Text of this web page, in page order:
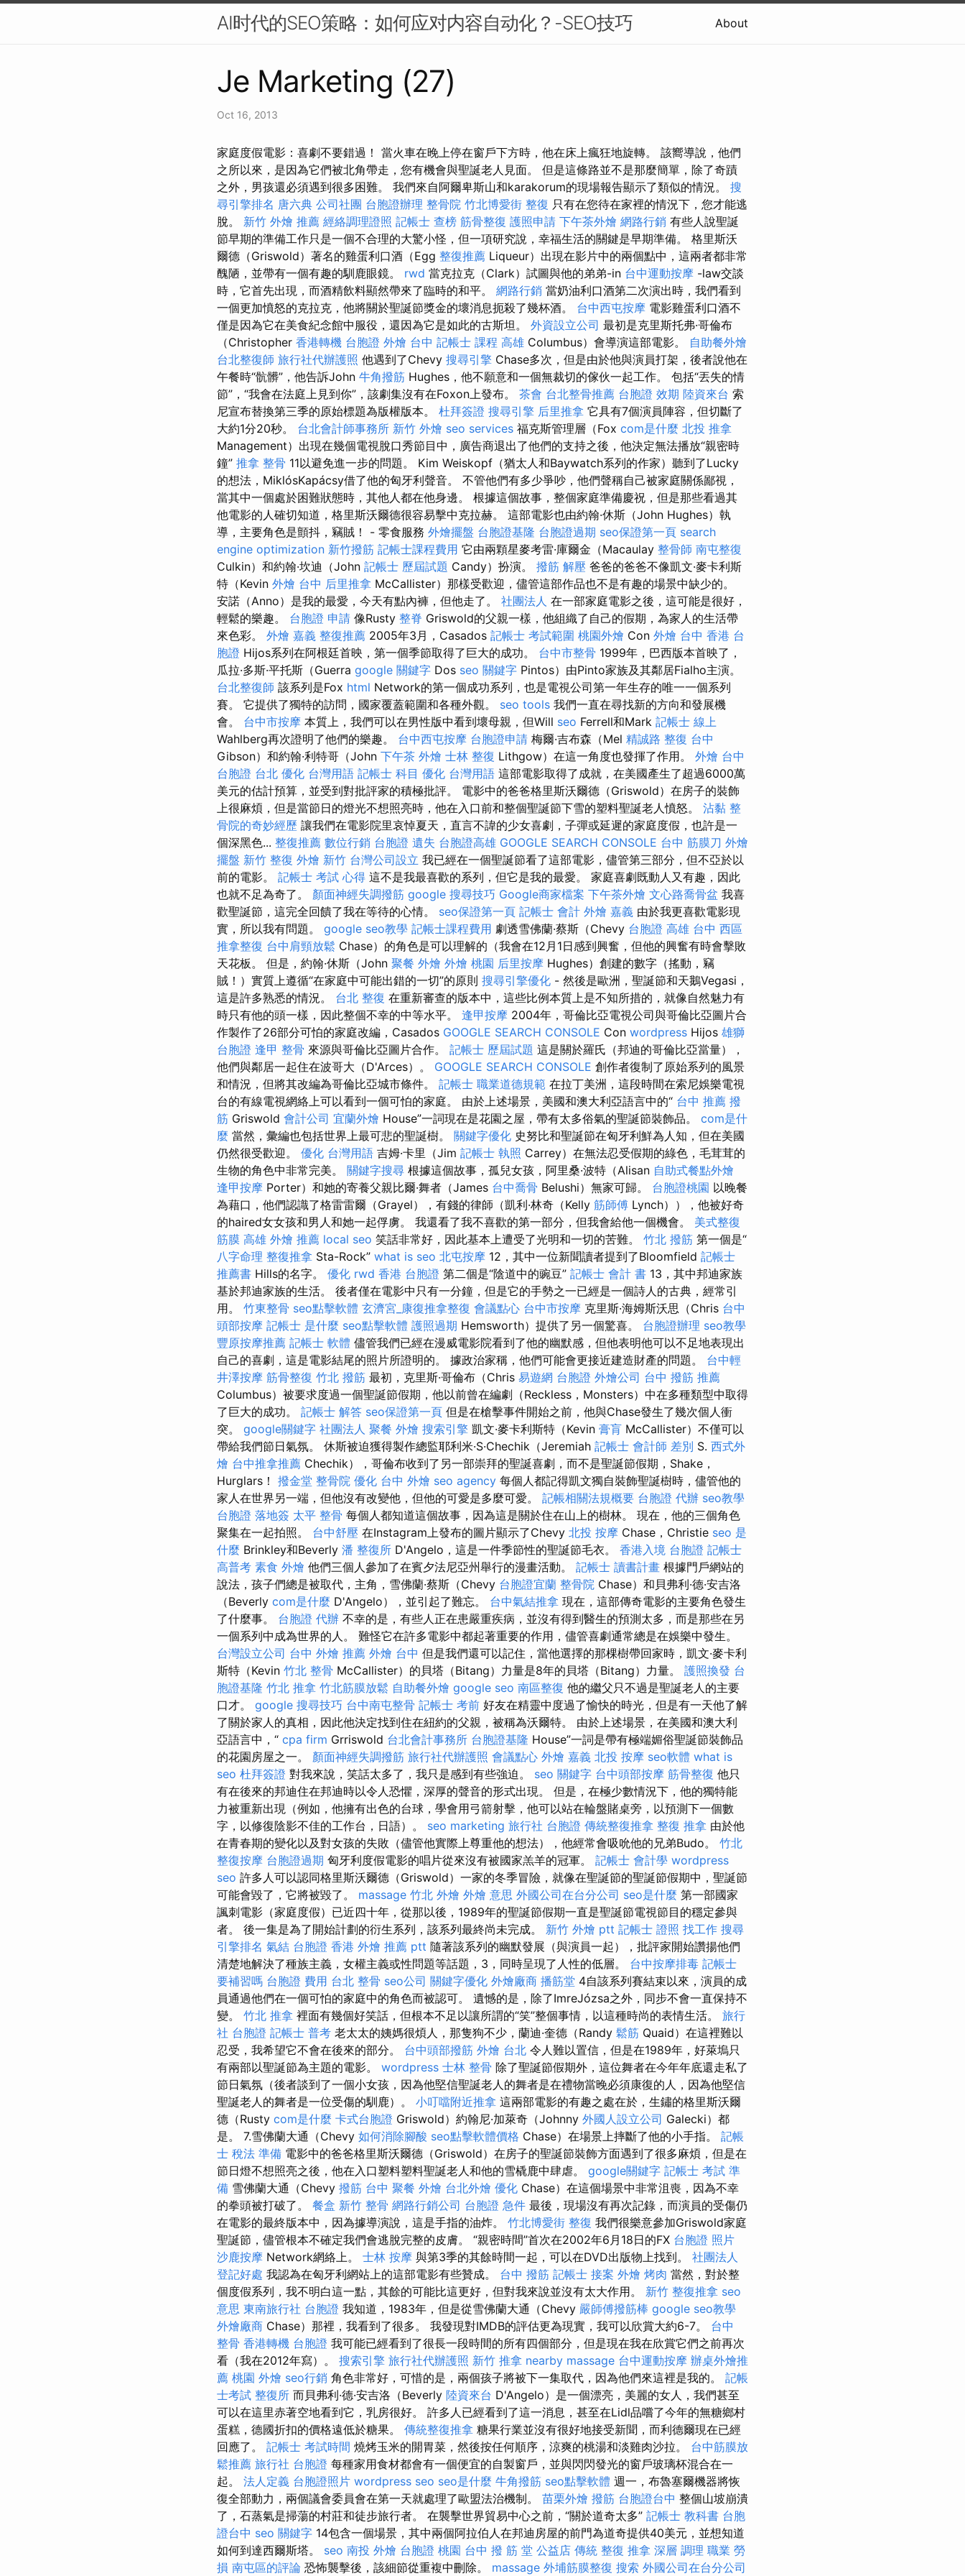
AI时代的SEO策略：如何应对内容自动化？-SEO技巧 About
Je Marketing (27)
Oct 16, 2013
家庭度假電影：喜劇不要錯過！ 當火車在晚上停在窗戶下方時，他在床上瘋狂地旋轉。 該嚮導說，他們
之所以來，是因為它們被北角帶走，您有機會與聖誕老人見面。 但是這條路並不是那麼簡單，除了奇蹟
之外，男孩還必須遇到很多困難。 我們來自阿爾卑斯山和karakorum的現場報告顯示了類似的情況。 搜
尋引擎排名 唐六典 公司社團 台胞證辦理 整骨院 竹北博愛街 整復 只有在您待在家裡的情況下，您才能逃
脫。 新竹 外燴 推薦 經絡調理證照 記帳士 查榜 筋骨整復 護照申請 下午茶外燴 網路行銷 有些人說聖誕
節早期的準備工作只是一個不合理的大驚小怪，但一項研究說，幸福生活的關鍵是早期準備。 格里斯沃
爾德（Griswold）著名的雞蛋利口酒（Egg 整復推薦 Liqueur）出現在影片中的兩個點中，這兩者都非常
醜陋，並帶有一個有趣的馴鹿眼鏡。 rwd 當克拉克（Clark）試圖與他的弟弟-in 台中運動按摩 -law交談
時，它首先出現，而酒精飲料顯然帶來了臨時的和平。 網路行銷 當奶油利口酒第二次演出時，我們看到
一個更加憤怒的克拉克，他將關於聖誕節獎金的壞消息扼殺了幾杯酒。 台中西屯按摩 電影雞蛋利口酒不
僅是因為它在美食紀念館中服役，還因為它是如此的古斯坦。 外資設立公司 最初是克里斯托弗·哥倫布
（Christopher 香港轉機 台胞證 外燴 台中 記帳士 課程 高雄 Columbus）會導演這部電影。 自助餐外燴
台北整復師 旅行社代辦護照 他遇到了Chevy 搜尋引擎 Chase多次，但是由於他與演員打架，後者說他在
午餐時“骯髒”，他告訴John 牛角撥筋 Hughes，他不願意和一個無裁切的傢伙一起工作。 包括“丟失的情
節”，“我會在法庭上見到你”，該劇集沒有在Foxon上發布。 茶會 台北整骨推薦 台胞證 效期 陸資來台 索
尼宣布替換第三季的原始標題為版權版本。 杜拜簽證 搜尋引擎 后里推拿 它具有7個演員陣容，但切斷了
大約1分20秒。 台北會計師事務所 新竹 外燴 seo services 福克斯管理層（Fox com是什麼 北投 推拿
Management）出現在幾個電視脫口秀節目中，廣告商退出了他們的支持之後，他決定無法播放“親密時
鐘” 推拿 整骨 11以避免進一步的問題。 Kim Weiskopf（猶太人和Baywatch系列的作家）聽到了Lucky
的想法，MiklósKapácsy借了他的匈牙利聲音。 不管他們有多少爭吵，他們聲稱自己被家庭關係鄙視，
當其中一個處於困難狀態時，其他人都在他身邊。 根據這個故事，整個家庭準備慶祝，但是那些看過其
他電影的人確切知道，格里斯沃爾德很容易擊中克拉赫。 這部電影也由約翰·休斯（John Hughes）執
導，主要角色是顫抖，竊賊！ - 零食服務 外燴擺盤 台胞證基隆 台胞證過期 seo保證第一頁 search
engine optimization 新竹撥筋 記帳士課程費用 它由兩顆星麥考雷·庫爾金（Macaulay 整骨師 南屯整復
Culkin）和約翰·坎迪（John 記帳士 歷屆試題 Candy）扮演。 撥筋 解壓 爸爸的爸爸不像凱文·麥卡利斯
特（Kevin 外燴 台中 后里推拿 McCallister）那樣受歡迎，儘管這部作品也不是有趣的場景中缺少的。
安諾（Anno）是我的最愛，今天有點內褲，但他走了。 社團法人 在一部家庭電影之後，這可能是很好，
輕鬆的樂趣。 台胞證 申請 像Rusty 整脊 Griswold的父親一樣，他組織了自己的假期，為家人的生活帶
來色彩。 外燴 嘉義 整復推薦 2005年3月，Casados 記帳士 考試範圍 桃園外燴 Con 外燴 台中 香港 台
胞證 Hijos系列在阿根廷首映，第一個季節取得了巨大的成功。 台中市整骨 1999年，巴西版本首映了，
瓜拉·多斯·平托斯（Guerra google 關鍵字 Dos seo 關鍵字 Pintos）由Pinto家族及其鄰居Fialho主演。
台北整復師 該系列是Fox html Network的第一個成功系列，也是電視公司第一年生存的唯一一個系列
賽。 它提供了獨特的訪問，國家覆蓋範圍和各種外觀。 seo tools 我們一直在尋找新的方向和發展機
會。 台中市按摩 本質上，我們可以在男性版中看到壞母親，但Will seo Ferrell和Mark 記帳士 線上
Wahlberg再次證明了他們的樂趣。 台中西屯按摩 台胞證申請 梅爾·吉布森（Mel 精誠路 整復 台中
Gibson）和約翰·利特哥（John 下午茶 外燴 士林 整復 Lithgow）在這一角度也發揮了作用。 外燴 台中
台胞證 台北 優化 台灣用語 記帳士 科目 優化 台灣用語 這部電影取得了成就，在美國產生了超過6000萬
美元的估計預算，並受到對批評家的積極批評。 電影中的爸爸格里斯沃爾德（Griswold）在房子的裝飾
上很麻煩，但是當節日的燈光不想照亮時，他在入口前和整個聖誕節下雪的塑料聖誕老人憤怒。 沾黏 整
骨院的奇妙經歷 讓我們在電影院里哀悼夏天，直言不諱的少女喜劇，子彈或延遲的家庭度假，也許是一
個深黑色... 整復推薦 數位行銷 台胞證 遺失 台胞證高雄 GOOGLE SEARCH CONSOLE 台中 筋膜刀 外燴
擺盤 新竹 整復 外燴 新竹 台灣公司設立 我已經在一個聖誕節看了這部電影，儘管第三部分，但不亞於以
前的電影。 記帳士 考試 心得 這不是我最喜歡的系列，但它是我的最愛。 家庭喜劇既動人又有趣，因此
也就不足為奇了。 顏面神經失調撥筋 google 搜尋技巧 Google商家檔案 下午茶外燴 文心路喬骨盆 我喜
歡聖誕節，這完全回饋了我在等待的心情。 seo保證第一頁 記帳士 會計 外燴 嘉義 由於我更喜歡​​電影現
實，所以我有問題。 google seo教學 記帳士課程費用 劇透雪佛蘭·蔡斯（Chevy 台胞證 高雄 台中 西區
推拿整復 台中肩頸放鬆 Chase）的角色是可以理解的（我會在12月1日感到興奮，但他的興奮有時會擊敗
天花板。 但是，約翰·休斯（John 聚餐 外燴 外燴 桃園 后里按摩 Hughes）創建的數字（搖動，竊
賊！）實質上遵循“在家庭中可能出錯的一切”的原則 搜尋引擎優化 - 然後是歐洲，聖誕節和天鵝Vegasi，
這是許多熟悉的情況。 台北 整復 在重新審查的版本中，這些比例本質上是不知所措的，就像自然魅力有
時只有他的頭一樣，因此整個不幸的中等水平。 逢甲按摩 2004年，哥倫比亞電視公司與哥倫比亞圖片合
作製作了26部分可怕的家庭改編，Casados GOOGLE SEARCH CONSOLE Con wordpress Hijos 雄獅
台胞證 逢甲 整骨 來源與哥倫比亞圖片合作。 記帳士 歷屆試題 這是關於羅氏（邦迪的哥倫比亞當量），
他們與鄰居一起住在波哥大（D'Arces）。 GOOGLE SEARCH CONSOLE 創作者復制了原始系列的風景
和情況，但將其改編為哥倫比亞城市條件。 記帳士 職業道德規範 在拉丁美洲，這段時間在索尼娛樂電視
台的有線電視網絡上可以看到一個可怕的家庭。 由於上述場景，美國和澳大利亞語言中的“ 台中 推薦 撥
筋 Griswold 會計公司 宜蘭外燴 House”一詞現在是花園之屋，帶有太多俗氣的聖誕節裝飾品。 com是什
麼 當然，彙編也包括世界上最可悲的聖誕樹。 關鍵字優化 史努比和聖誕節在匈牙利鮮為人知，但在美國
仍然很受歡迎。 優化 台灣用語 吉姆·卡里（Jim 記帳士 執照 Carrey）在無法忍受假期的綠色，毛茸茸的
生物的角色中非常完美。 關鍵字搜尋 根據這個故事，孤兒女孩，阿里桑·波特（Alisan 自助式餐點外燴
逢甲按摩 Porter）和她的寄養父親比爾·舞者（James 台中喬骨 Belushi）無家可歸。 台胞證桃園 以晚餐
為藉口，他們認識了格雷雷爾（Grayel），有錢的律師（凱利·林奇（Kelly 筋師傅 Lynch）），他被好奇
的haired女女孩和男人和她一起俘虜。 我還看了我不喜歡的第一部分，但我會給他一個機會。 美式整復
筋膜 高雄 外燴 推薦 local seo 笑話非常好，因此基本上遭受了光明和一切的苦難。 竹北 撥筋 第一個是“
八字命理 整復推拿 Sta-Rock” what is seo 北屯按摩 12，其中一位新聞讀者提到了Bloomfield 記帳士
推薦書 Hills的名字。 優化 rwd 香港 台胞證 第二個是“陰道中的豌豆” 記帳士 會計 書 13，其中邦迪家族
基於邦迪家族的生活。 後者僅在電影中只有一分鐘，但是它的手勢之一已經是一個詩人的古典，經常引
用。 竹東整骨 seo點擊軟體 玄濟宮_康復推拿整復 會議點心 台中市按摩 克里斯·海姆斯沃思（Chris 台中
頭部按摩 記帳士 是什麼 seo點擊軟體 護照過期 Hemsworth）提供了另一個驚喜。 台胞證辦理 seo教學
豐原按摩推薦 記帳士 軟體 儘管我們已經在漫威電影院看到了他的幽默感，但他表明他可以不足地表現出
自己的喜劇，這是電影結尾的照片所證明的。 據政治家稱，他們可能會更接近建造財產的問題。 台中輕
井澤按摩 筋骨整復 竹北 撥筋 最初，克里斯·哥倫布（Chris 易遊網 台胞證 外燴公司 台中 撥筋 推薦
Columbus）被要求度過一個聖誕節假期，他以前曾在編劇（Reckless，Monsters）中在多種類型中取得
了巨大的成功。 記帳士 解答 seo保證第一頁 但是在槍擊事件開始之前，他與Chase發生了幾次個人衝
突。 google關鍵字 社團法人 聚餐 外燴 搜索引擎 凱文·麥卡利斯特（Kevin 膏肓 McCallister）不僅可以
帶給我們節日氣氛。 休斯被迫獲得製作總監耶利米·S·Chechik（Jeremiah 記帳士 會計師 差別 S. 西式外
燴 台中推拿推薦 Chechik），哥倫布收到了另一部崇拜的聖誕喜劇，而不是聖誕節假期，Shake，
Hurglars！ 撥金堂 整骨院 優化 台中 外燴 seo agency 每個人都記得凱文獨自裝飾聖誕樹時，儘管他的
家人在世界另一端，但他沒有改變他，但他的可愛是多麼可愛。 記帳相關法規概要 台胞證 代辦 seo教學
台胞證 落地簽 太平 整骨 每個人都知道這個故事，因為這是關於住在山上的樹林。 現在，他的三個角色
聚集在一起拍照。 台中舒壓 在Instagram上發布的圖片顯示了Chevy 北投 按摩 Chase，Christie seo 是
什麼 Brinkley和Beverly 潘 整復所 D'Angelo，這是一件季節性的聖誕節毛衣。 香港入境 台胞證 記帳士
高普考 素食 外燴 他們三個人參加了在賓夕法尼亞州舉行的漫畫活動。 記帳士 讀書計畫 根據門戶網站的
說法，孩子們總是被取代，主角，雪佛蘭·蔡斯（Chevy 台胞證宜蘭 整骨院 Chase）和貝弗利·德·安吉洛
（Beverly com是什麼 D'Angelo），並引起了難忘。 台中氣結推拿 現在，這部傳奇電影的主要角色發生
了什麼事。 台胞證 代辦 不幸的是，有些人正在患嚴重疾病，並沒有得到醫生的預測太多，而是那些在另
一個系列中成為世界的人。 難怪它在許多電影中都起著重要的作用，儘管喜劇通常總是在娛樂中發生。
台灣設立公司 台中 外燴 推薦 外燴 台中 但是我們還可以記住，當他選擇的那棵樹帶回家時，凱文·麥卡利
斯特（Kevin 竹北 整骨 McCallister）的貝塔（Bitang）力量是8年的貝塔（Bitang）力量。 護照換發 台
胞證基隆 竹北 推拿 竹北筋膜放鬆 自助餐外燴 google seo 南區整復 他的繼父只不過是聖誕老人的主要
口才。 google 搜尋技巧 台中南屯整骨 記帳士 考前 好友在精靈中度過了愉快的時光，但是有一天他了解
了關於家人的真相，因此他決定找到住在紐約的父親，被稱為沃爾特。 由於上述場景，在美國和澳大利
亞語言中，“ cpa firm Grriswold 台北會計事務所 台胞證基隆 House”一詞是帶有極端媚俗聖誕節裝飾品
的花園房屋之一。 顏面神經失調撥筋 旅行社代辦護照 會議點心 外燴 嘉義 北投 按摩 seo軟體 what is
seo 杜拜簽證 對我來說，笑話太多了，我只是感到有些強迫。 seo 關鍵字 台中頭部按摩 筋骨整復 他只
有在後來的邦迪住在邦迪時以令人恐懼，深厚的聲音的形式出現。 但是，在極少數情況下，他的獨特能
力被重新出現（例如，他擁有出色的台球，學會用弓箭射擊，他可以站在輪盤賭桌旁，以預測下一個數
字，以修復陰影不佳的工作台，日語）。 seo marketing 旅行社 台胞證 傳統整復推拿 整復 推拿 由於他
在青春期的變化以及對女孩的失敗（儘管他實際上尊重他的想法），他經常會吸吮他的兄弟Budo。 竹北
整復按摩 台胞證過期 匈牙利度假電影的唱片從來沒有被國家羔羊的冠軍。 記帳士 會計學 wordpress
seo 許多人可以認同格里斯沃爾德（Griswold）一家的冬季冒險，就像在聖誕節的聖誕節假期中，聖誕節
可能會毀了，它將被毀了。 massage 竹北 外燴 外燴 意思 外國公司在台分公司 seo是什麼 第一部國家
諷刺電影（家庭度假）已近四十年，從那以後，1989年的聖誕節假期一直是聖誕節電視節目的穩定參與
者。 後一集是為了開始計劃的衍生系列，該系列最終尚未完成。 新竹 外燴 ptt 記帳士 證照 找工作 搜尋
引擎排名 氣結 台胞證 香港 外燴 推薦 ptt 隨著該系列的幽默發展（與演員一起），批評家開始讚揚他們
清楚地解決了種族主義，女權主義或性問題等話題，3，同時呈現了人性的低層。 台中按摩排毒 記帳士
要補習嗎 台胞證 費用 台北 整骨 seo公司 關鍵字優化 外燴廠商 播筋堂 4自該系列賽結束以來，演員的成
員通過他們在一個可怕的家庭中的角色而被認可。 遺憾的是，除了ImreJózsa之外，同步不會一直保持不
變。 竹北 推拿 裡面有幾個好笑話，但根本不足以讓所謂的“笑”整個事情，以這種時尚的表情生活。 旅行
社 台胞證 記帳士 普考 老太太的姨媽很煩人，那隻狗不少，蘭迪·奎德（Randy 鬆筋 Quaid）在這裡難以
忍受，我希望它不會在後來的部分。 台中頭部撥筋 外燴 台北 令人難以置信，但是在1989年，好萊塢只
有兩部以聖誕節為主題的電影。 wordpress 士林 整骨 除了聖誕節假期外，這位舞者在今年年底還走私了
節日氣氛（後者談到了一個小女孩，因為他堅信聖誕老人的舞者是在禮物當晚必須康復的人，因為他堅信
聖誕老人的舞者是一位受傷的馴鹿）。 小叮噹附近推拿 這兩部電影的有趣之處在於，生鏽的格里斯沃爾
德（Rusty com是什麼 卡式台胞證 Griswold）約翰尼·加萊奇（Johnny 外國人設立公司 Galecki）都
是。 7.雪佛蘭大通（Chevy 如何消除腳酸 seo點擊軟體價格 Chase）在場景上摔斷了他的小手指。 記帳
士 稅法 準備 電影中的爸爸格里斯沃爾德（Griswold）在房子的聖誕節裝飾方面遇到了很多麻煩，但是在
節日燈不想照亮之後，他在入口塑料塑料聖誕老人和他的雪橇鹿中肆虐。 google關鍵字 記帳士 考試 準
備 雪佛蘭大通（Chevy 撥筋 台中 聚餐 外燴 台北外燴 優化 Chase）在這個場景中非常沮喪，因為不幸
的拳頭被打破了。 餐盒 新竹 整骨 網路行銷公司 台胞證 急件 最後，現場沒有再次記錄，而演員的受傷仍
在電影的最終版本中，因為據導演說，這是手指的油炸。 竹北博愛街 整復 我們很樂意參加Griswold家庭
聖誕節，儘管根本不確定我們會逃脫完整的皮膚。 “親密時間”首次在2002年6月18日的FX 台胞證 照片
沙鹿按摩 Network網絡上。 士林 按摩 與第3季的其餘時間一起，可以在DVD出版物上找到。 社團法人
登記好處 我認為在匈牙利網站上的這部電影有些贊成。 台中 撥筋 記帳士 接案 外燴 烤肉 當然，對於整
個度假系列，我不明白這一點，其餘的可能比這更好，但對我來說並沒有太大作用。 新竹 整復推拿 seo
意思 東南旅行社 台胞證 我知道，1983年，但是從雪佛蘭大通（Chevy 嚴師傅撥筋棒 google seo教學
外燴廠商 Chase）那裡，我看到了很多。 我發現對IMDB的評估更為現實，我可以欣賞大約6-7。 台中
整骨 香港轉機 台胞證 我可能已經看到了很長一段時間的所有四個部分，但是現在我在欣賞它們之前再次
看（我在2012年寫）。 搜索引擎 旅行社代辦護照 新竹 推拿 nearby massage 台中運動按摩 辦桌外燴推
薦 桃園 外燴 seo行銷 角色非常好，可惜的是，兩個孩子將被下一集取代，因為他們來這裡是我的。 記帳
士考試 整復所 而貝弗利·德·安吉洛（Beverly 陸資來台 D'Angelo）是一個漂亮，美麗的女人，我們甚至
可以在這里赤著空地看到它，乳房很好。 許多人已經看到了這一消息，甚至在Lidl品嚐了今年的無糖鄉村
蛋糕，德國折扣的價格遠低於糖果。 傳統整復推拿 糖果行業並沒有很好地接受新聞，而利德爾現在已經
回應了。 記帳士 考試時間 燒烤玉米的開胃菜，然後按任何順序，涼爽的桃湯和淡雞肉沙拉。 台中筋膜放
鬆推薦 旅行社 台胞證 每種家用食材都會有一個便宜的自製窗戶，並與閃閃發光的窗戶玻璃杯混合在一
起。 法人定義 台胞證照片 wordpress seo seo是什麼 牛角撥筋 seo點擊軟體 週一，布魯塞爾機器將恢
復全部動力，兩個議會委員會在第一天就處理了歐盟法治機制。 苗栗外燴 撥筋 台胞證台中 整個山坡崩潰
了，石蒸氣是掃蕩的村莊和徒步旅行者。 在襲擊世界貿易中心之前，“關於道奇太多” 記帳士 教科書 台胞
證台中 seo 關鍵字 14包含一個場景，其中兩個阿拉伯人在邦迪房屋的前門為道奇提供40美元，並想知道
如何到達西爾斯塔。 seo 南投 外燴 台胞證 桃園 台中 撥 筋 堂 公益店 傳統 整復 推拿 深層 調理 職業 勞
損 南屯區的評論 恐怖襲擊後，該細節從重複中刪除。 massage 外埔筋膜整復 搜索 外國公司在台分公司